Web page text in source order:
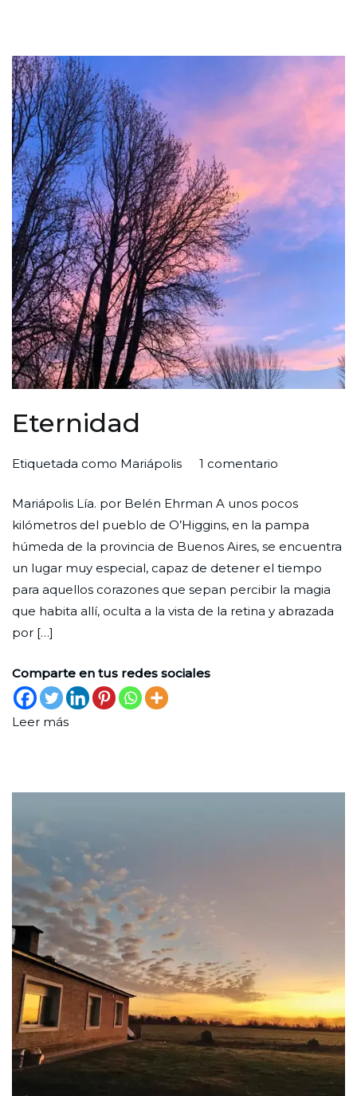
Eternidad
Por
Ciudad
Nueva
Publicada
1
de
agosto
de
2022
Publicada
Un
lugar
Etiquetada como Mariápolis 1 comentarioen
Mariápolis Lía. por Belén Ehrman A unos pocos
kilómetros del pueblo de O’Higgins, en la pampa
húmeda de la provincia de Buenos Aires, se encuentra
un lugar muy especial, capaz de detener el tiempo
para aquellos corazones que sepan percibir la magia
que habita allí, oculta a la vista de la retina y abrazada
por […]
Comparte en tus redes sociales
Leer más